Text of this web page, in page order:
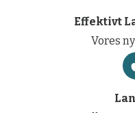
Effektivt
Vores